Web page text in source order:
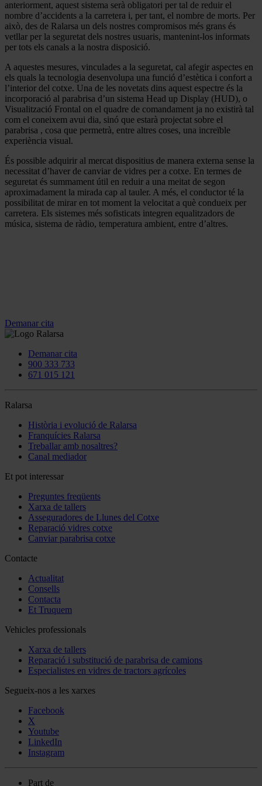
anteriorment, aquest sistema serà obligatori per tal de reduir el
nombre d’accidents a la carretera i, per tant, el nombre de morts. Per
això, des de Ralarsa un dels nostres compromisos més grans és
vetllar per la seguretat dels nostres usuaris, mantenint-los informats
per tots els canals a la nostra disposició.
A aquestes mesures, vinculades a la seguretat, cal afegir aspectes en
els quals la tecnologia desenvolupa una funció d’estètica i confort a
l’interior del cotxe. Una de les novetats dins aquest espectre és la
incorporació al parabrisa d’un sistema Head up Display (HUD), o
Visualització Frontal on el quadre de comandament ja no existirà tal
com el coneixem avui dia, sinó que estarà projectat sobre el
parabrisa , cosa que permetrà, entre altres coses, una increïble
experiència visual.
És possible adquirir al mercat dispositius de manera externa sense la
necessitat d’haver de canviar de vidres per a cotxe. En termes de
seguretat és summament útil en reduir a una meitat de segon
aproximadament la mirada cap al tauler. A més, el conductor té la
possibilitat de mirar en tot moment la velocitat a què condueix per
carretera. Els sistemes més sofisticats integren equalitzadors de
música, sistema de ràdio, temperatura ambient, entre d’altres.
Demanar cita
Demanar cita
900 333 733
671 015 121
Ralarsa
Història i evolució de Ralarsa
Franquícies Ralarsa
Treballar amb nosaltres?
Canal mediador
Et pot interessar
Preguntes freqüents
Xarxa de tallers
Asseguradores de Llunes del Cotxe
Reparació vidres cotxe
Canviar parabrisa cotxe
Contacte
Actualitat
Consells
Contacta
Et Truquem
Vehicles professionals
Xarxa de tallers
Reparació i substitució de parabrisa de camions
Especialistes en vidres de tractors agrícoles
Segueix-nos a les xarxes
Facebook
X
Youtube
LinkedIn
Instagram
Part de